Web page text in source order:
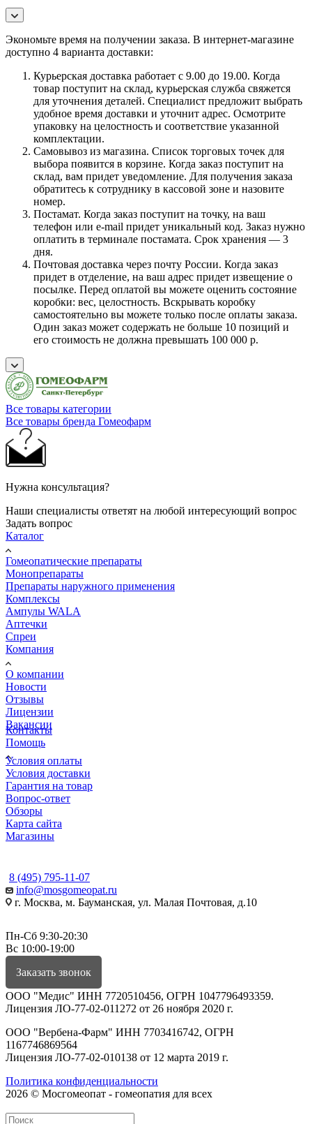
Экономьте время на получении заказа. В интернет-магазине
доступно 4 варианта доставки:
Курьерская доставка работает с 9.00 до 19.00. Когда
товар поступит на склад, курьерская служба свяжется
для уточнения деталей. Специалист предложит выбрать
удобное время доставки и уточнит адрес. Осмотрите
упаковку на целостность и соответствие указанной
комплектации.
Самовывоз из магазина. Список торговых точек для
выбора появится в корзине. Когда заказ поступит на
склад, вам придет уведомление. Для получения заказа
обратитесь к сотруднику в кассовой зоне и назовите
номер.
Постамат. Когда заказ поступит на точку, на ваш
телефон или e-mail придет уникальный код. Заказ нужно
оплатить в терминале постамата. Срок хранения — 3
дня.
Почтовая доставка через почту России. Когда заказ
придет в отделение, на ваш адрес придет извещение о
посылке. Перед оплатой вы можете оценить состояние
коробки: вес, целостность. Вскрывать коробку
самостоятельно вы можете только после оплаты заказа.
Один заказ может содержать не больше 10 позиций и
его стоимость не должна превышать 100 000 р.
Все товары категории
Все товары бренда Гомеофарм
Нужна консультация?
Наши специалисты ответят на любой интересующий вопрос
Задать вопрос
Каталог
Гомеопатические препараты
Монопрепараты
Препараты наружного применения
Комплексы
Ампулы WALA
Аптечки
Спреи
Компания
О компании
Новости
Отзывы
Лицензии
Вакансии
Контакты
Помощь
Условия оплаты
Условия доставки
Гарантия на товар
Вопрос-ответ
Обзоры
Карта сайта
Магазины
8 (495) 795-11-07
info@mosgomeopat.ru
г. Москва, м. Бауманская, ул. Малая Почтовая, д.10
Пн-Сб 9:30-20:30
Вс 10:00-19:00
Заказать звонок
ООО "Медис" ИНН 7720510456, ОГРН 1047796493359.
Лицензия ЛО-77-02-011272 от 26 ноября 2020 г.
ООО "Вербена-Фарм" ИНН 7703416742, ОГРН
1167746869564
Лицензия ЛО-77-02-010138 от 12 марта 2019 г.
Политика конфиденциальности
2026 © Мосгомеопат - гомеопатия для всех